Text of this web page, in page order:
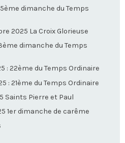
dimanche du Temps
2025 La Croix Glorieuse
dimanche du Temps
: 22ème du Temps Ordinaire
: 21ème du Temps Ordinaire
Saints Pierre et Paul
1er dimanche de carême